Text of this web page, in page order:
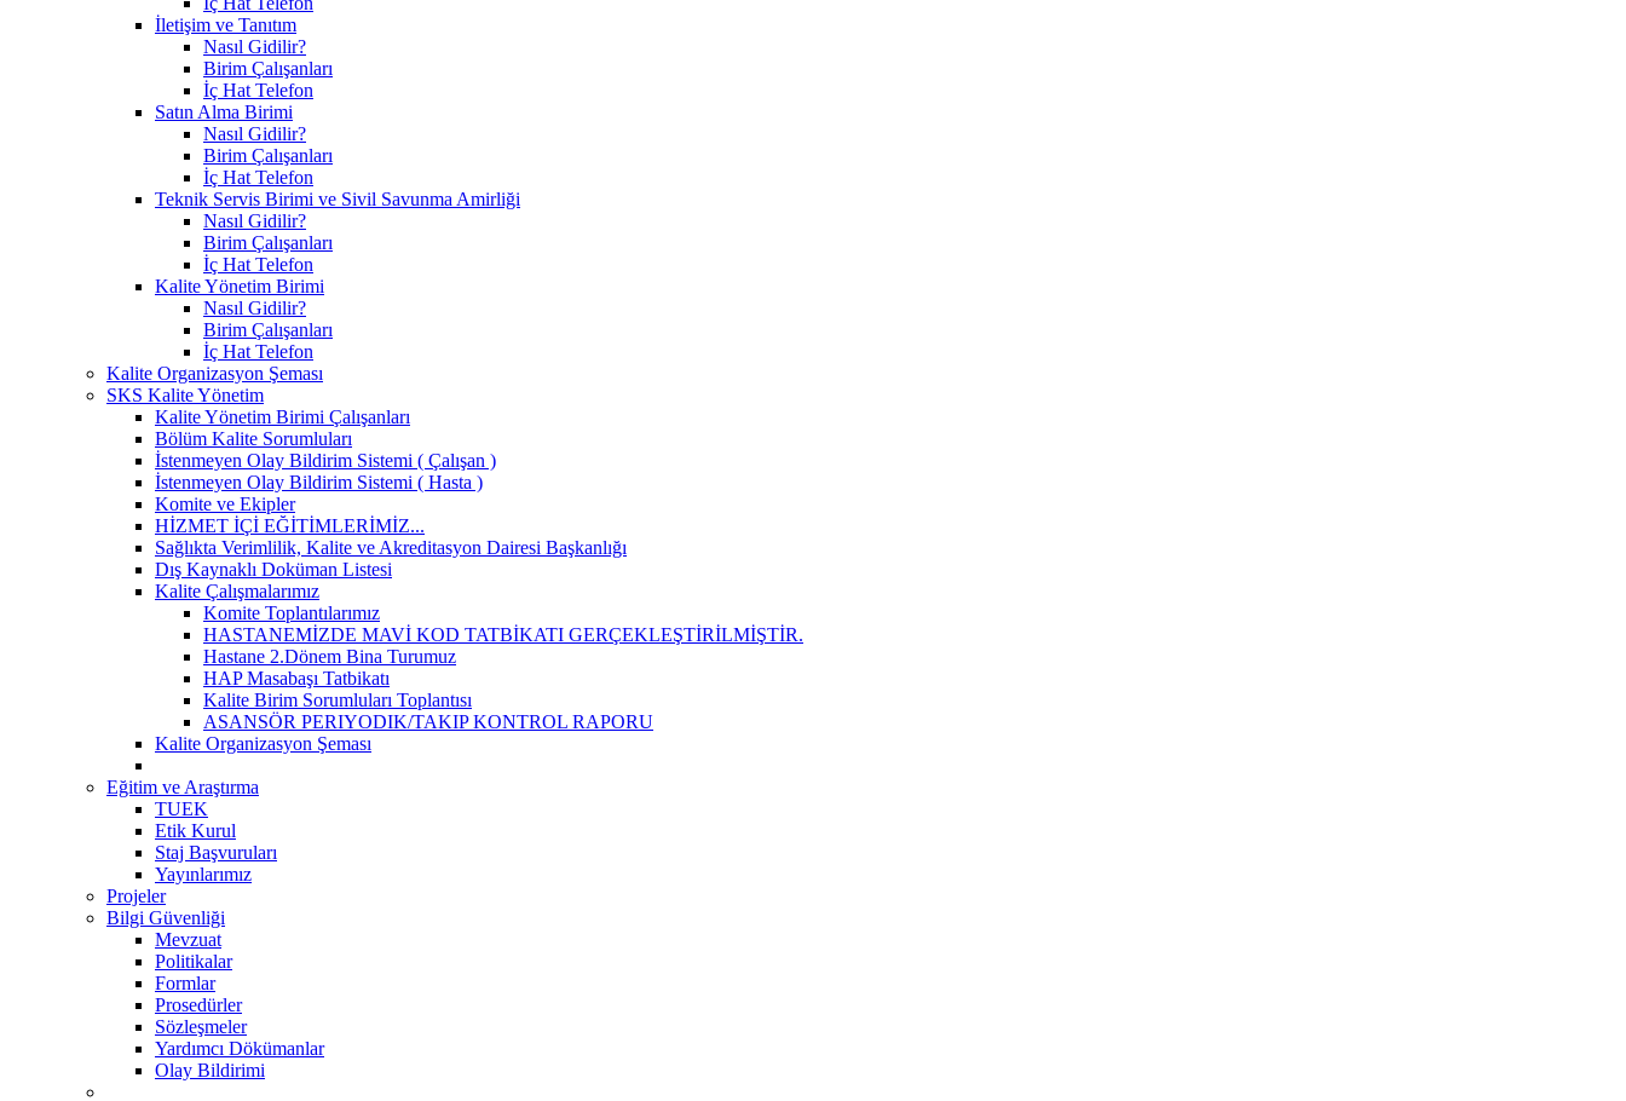
İletişim ve Tanıtım
Nasıl Gidilir?
Birim Çalışanları
İç Hat Telefon
Satın Alma Birimi
Nasıl Gidilir?
Birim Çalışanları
İç Hat Telefon
Teknik Servis Birimi ve Sivil Savunma Amirliği
Nasıl Gidilir?
Birim Çalışanları
İç Hat Telefon
Kalite Yönetim Birimi
Nasıl Gidilir?
Birim Çalışanları
İç Hat Telefon
Kalite Organizasyon Şeması
SKS Kalite Yönetim
Kalite Yönetim Birimi Çalışanları
Bölüm Kalite Sorumluları
İstenmeyen Olay Bildirim Sistemi ( Çalışan )
İstenmeyen Olay Bildirim Sistemi ( Hasta )
Komite ve Ekipler
HİZMET İÇİ EĞİTİMLERİMİZ...
Sağlıkta Verimlilik, Kalite ve Akreditasyon Dairesi Başkanlığı
Dış Kaynaklı Doküman Listesi
Kalite Çalışmalarımız
Komite Toplantılarımız
HASTANEMİZDE MAVİ KOD TATBİKATI GERÇEKLEŞTİRİLMİŞTİR.
Hastane 2.Dönem Bina Turumuz
HAP Masabaşı Tatbikatı
Kalite Birim Sorumluları Toplantısı
ASANSÖR PERIYODIK/TAKIP KONTROL RAPORU
Kalite Organizasyon Şeması
Eğitim ve Araştırma
TUEK
Etik Kurul
Staj Başvuruları
Yayınlarımız
Projeler
Bilgi Güvenliği
Mevzuat
Politikalar
Formlar
Prosedürler
Sözleşmeler
Yardımcı Dökümanlar
Olay Bildirimi